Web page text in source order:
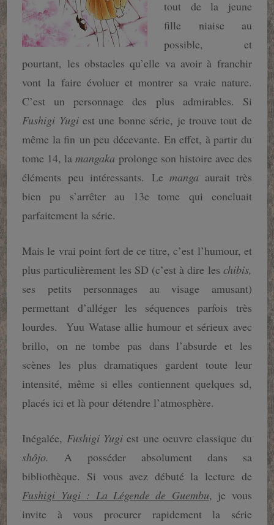
tout de la jeune
fille niaise au
possible, et
pourtant, les obstacles qu’elle va avoir à franchir
vont la faire évoluer et montrer sa vraie nature.
C’est un personnage des plus admirables. Si
Fushigi Yugiest une bonne série, je trouve tout de
même la fin un peu décevante. En effet, à partir du
tome 14, lamangaka prolonge son histoire avec des
éléments peu intéressants. Le manga aurait très
bien pu s’arrêter au 13e tome qui concluait
parfaitement la série.
Mais le vrai point fort de ce titre, c’est l’humour, et
plus particulièrement les SD (c’est à dire les chibis,
ses petits personnages au visage amusant)
permettant d’alléger les séquences parfois très
lourdes. Yuu Watase allie humour et sérieux avec
brillo, on ne tombe pas dans l’absurde et les
scènes les plus dramatiques gardent toute leur
intensité, même si elles contiennent quelques sd,
placés ici et là pour détendre l’atmosphère.
Inégalée, Fushigi Yugiest une oeuvre classique du
shôjo.
A posséder absolument dans sa
bibliothèque. Si vous avez débuté la lecture de
Fushigi Yugi : La Légende de Guembu, je vous
invite à vous procurer rapidement la série